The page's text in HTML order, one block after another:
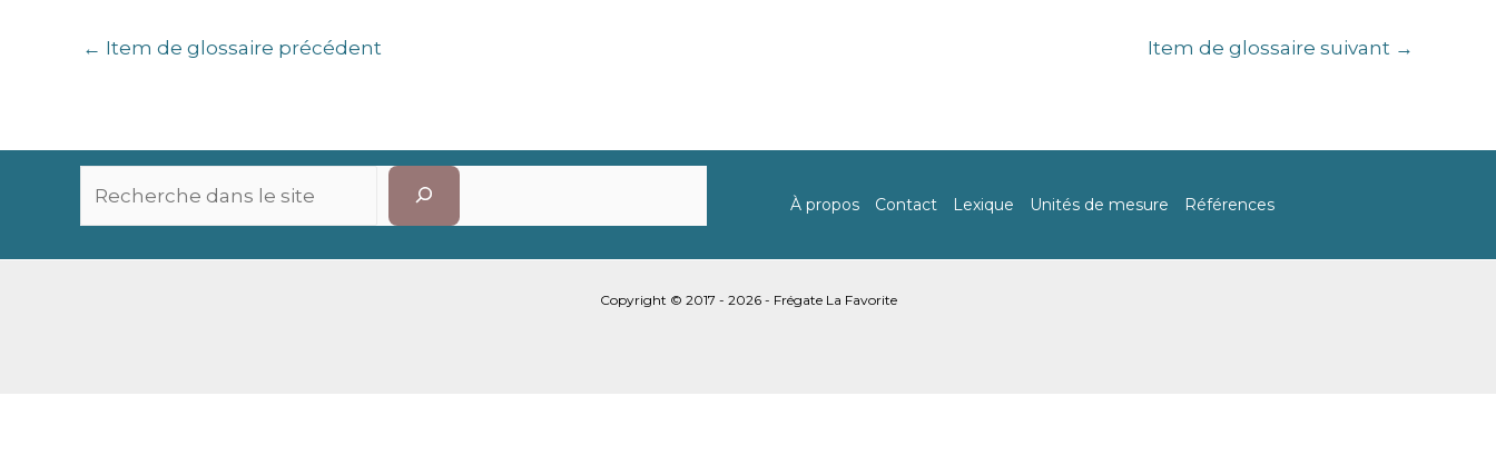
← Item de glossaire précédent Item de glossaire suivant →
À propos Contact Lexique Unités de mesure Références
Copyright © 2017 - 2026 - Frégate La Favorite